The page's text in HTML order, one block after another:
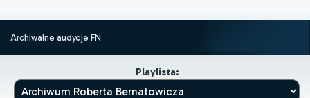
Archiwalne audycje FN
Playlista: